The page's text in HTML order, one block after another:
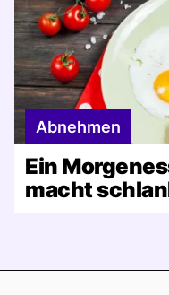
Abnehmen
Ein
macht